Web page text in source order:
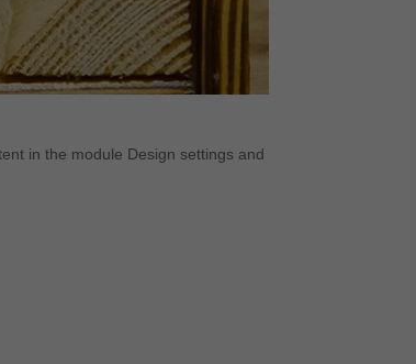
in the module Design settings and